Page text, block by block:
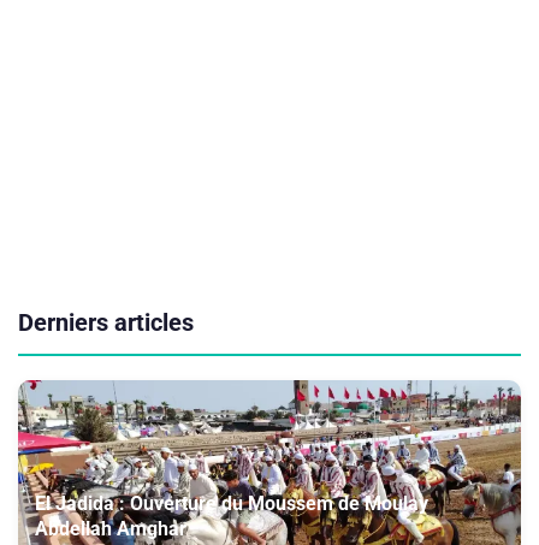
Derniers articles
El Jadida : Ouverture du Moussem de Moulay
Abdellah Amghar